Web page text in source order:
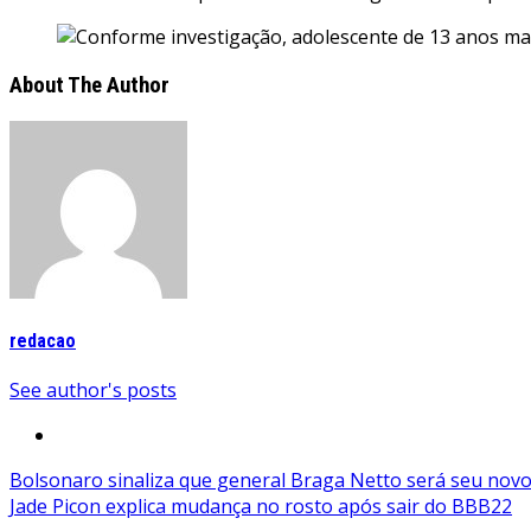
About The Author
redacao
See author's posts
Navegação
de
Bolsonaro sinaliza que general Braga Netto será seu
Jade Picon explica mudança no rosto após sair do BBB22